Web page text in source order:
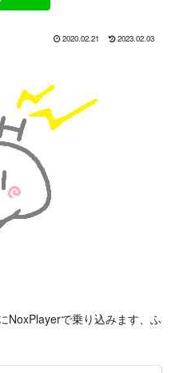
2020.02.21 2023.02.03
NoxPlayerで乗り込みます、ふ